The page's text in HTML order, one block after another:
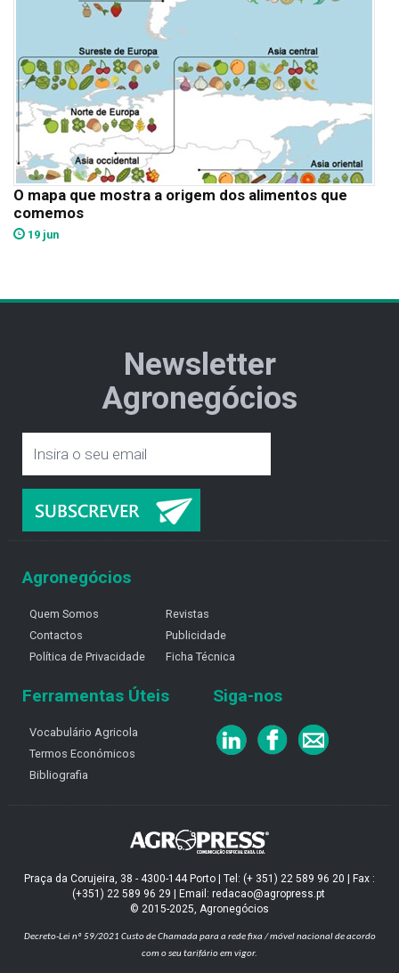
O mapa que mostra a origem dos alimentos que
comemos
19 jun
Newsletter
Agronegócios
Agronegócios
Quem Somos
Contactos
Política de Privacidade
Revistas
Publicidade
Ficha Técnica
Ferramentas Úteis
Vocabulário Agricola
Termos Económicos
Bibliografia
Siga-nos
Praça da Corujeira, 38 - 4300-144 Porto | Tel: (+ 351) 22 589 96 20 | Fax :
(+351) 22 589 96 29 | Email: redacao@agropress.pt
© 2015-2025, Agronegócios
Decreto-Lei nº 59/2021 Custo de Chamada para a rede fixa / móvel nacional de acordo
com o seu tarifário em vigor.